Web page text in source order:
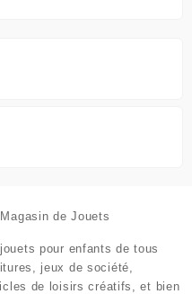
de Jouets
pour enfants de tous
jeux de société,
de loisirs créatifs, et bien